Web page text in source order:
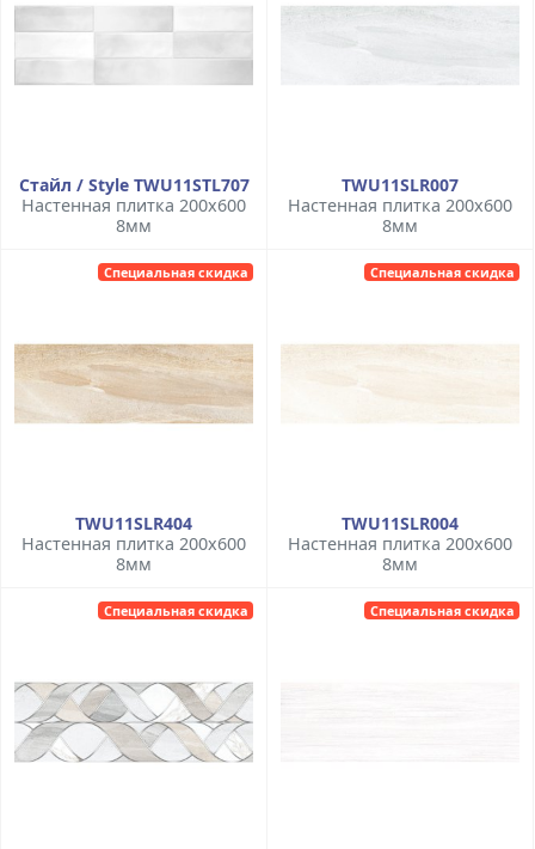
Стайл / Style TWU11STL707
Настенная плитка 200x600
8мм
TWU11SLR007
Настенная плитка 200x600
8мм
Специальная скидка
TWU11SLR404
Настенная плитка 200x600
8мм
Специальная скидка
TWU11SLR004
Настенная плитка 200x600
8мм
Специальная скидка Специальная скидка